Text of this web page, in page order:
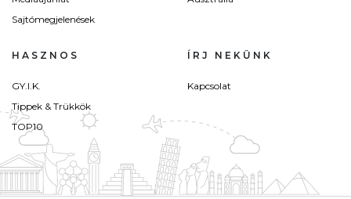
Sajtómegjelenések
HASZNOS
GY.I.K.
Tippek & Trükkök
TOP10
ÍRJ NEKÜNK
Kapcsolat